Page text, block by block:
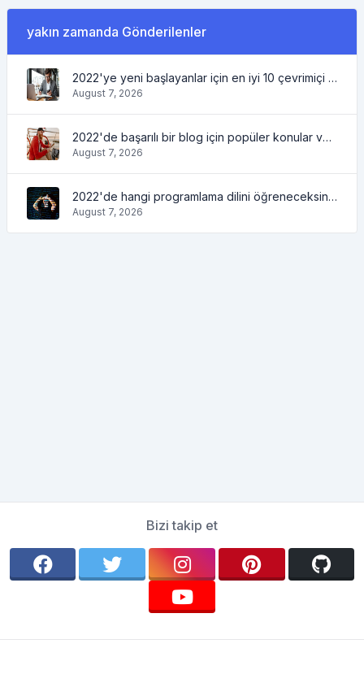
yakın zamanda Gönderilenler
2022'ye yeni başlayanlar için en iyi 10 çevrimiçi iş fikri ve kolayca çalışmanıza yardımcı olacak araçlar
August 7, 2026
2022'de başarılı bir blog için popüler konular ve fikirlerin yanı sıra blogger için faydalı olacak araçlar
August 7, 2026
2022'de hangi programlama dilini öğreneceksiniz ve hangi araçlar kodlayıcılara günlük görevlerde yardımcı olacak?
August 7, 2026
Bizi takip et